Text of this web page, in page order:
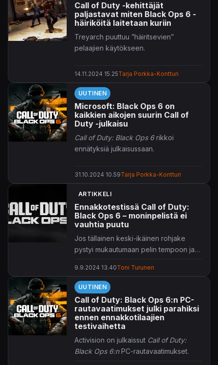
Call of Duty -kehittäjät
paljastavat miten Black Ops 6 -
häiriköitä laitetaan kuriin
Treyarch puuttuu ”häiritsevien”
pelaajien käytökseen.
14.11.2024 15.25Tarja Porkka-Kontturi
UUTINEN
Microsoft: Black Ops 6 on
kaikkien aikojen suurin Call of
Duty -julkaisu
Call of Duty: Black Ops 6rikkoi
ennätyksiä julkaisussaan.
31.10.2024 10.59Tarja Porkka-Kontturi
ARTIKKELI
Ennakkotestissä Call of Duty:
Black Ops 6 – moninpelistä ei
vauhtia puutu
Jos tällainen keski-ikäinen rohjake
pystyi mukautumaan pelin tempoon ja
boomerivaihteen jaloistaan, pärjäät
sinäkin siinä.
9.9.2024 13.40Toni Turunen
UUTINEN
Call of Duty: Black Ops 6:n PC-
rautavaatimukset julki parahiksi
ennen ennakkotilaajien
testivaihetta
Activision on julkaissut Call of Duty:
Black Ops 6:nPC-rautavaatimukset.